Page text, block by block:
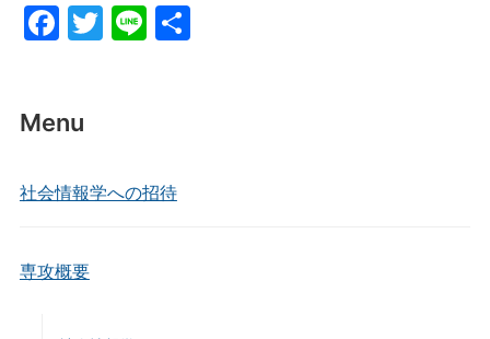
Menu
社会情報学への招待
専攻概要
F
e
o
k
T Li 共